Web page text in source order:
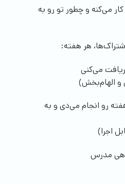
می‌کنه و چطور تو رو به
هر هفته‌:
می‌کنی
و الهام‌بخش)
رو انجام می‌دی و به
اجرا)